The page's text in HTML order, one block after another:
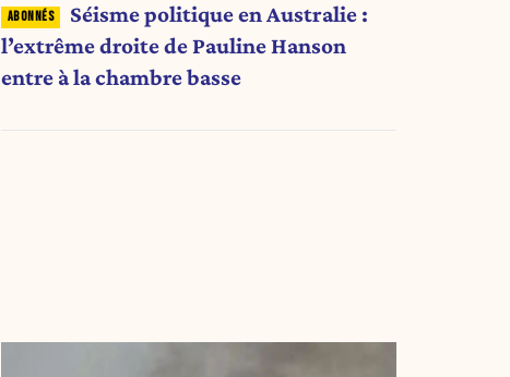
Séisme politique en Australie :
l’extrême droite de Pauline Hanson
entre à la chambre basse